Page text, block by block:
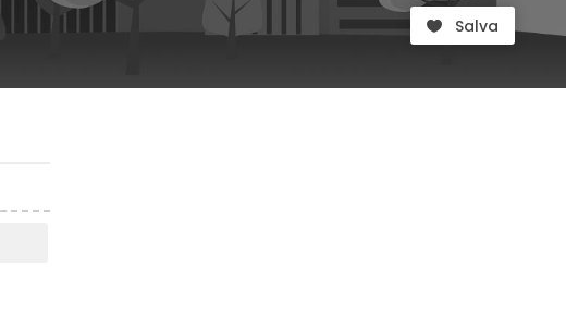
Salva